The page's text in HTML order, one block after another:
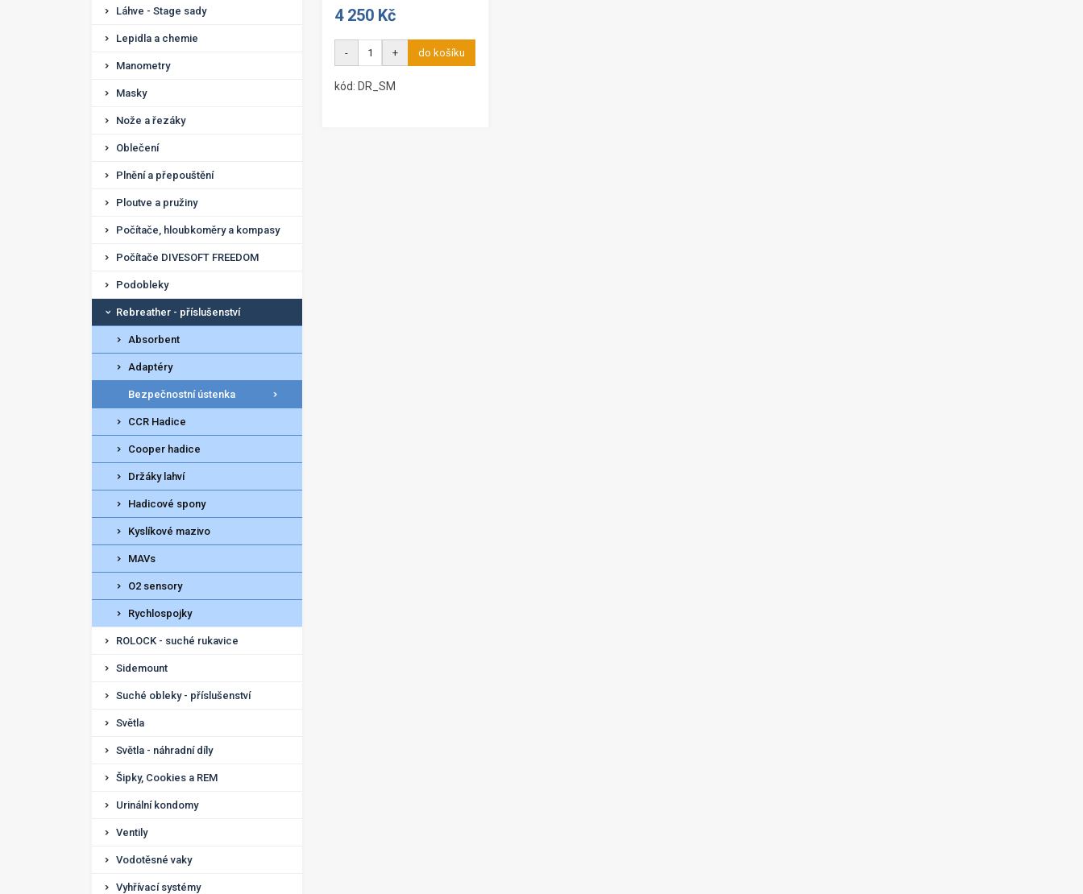
Láhve - Stage sady
Lepidla a chemie
Manometry
Masky
Nože a řezáky
Oblečení
Plnění a přepouštění
Ploutve a pružiny
Počítače, hloubkoměry a kompasy
Počítače DIVESOFT FREEDOM
Podobleky
Rebreather - příslušenství
Absorbent
Adaptéry
Bezpečnostní ústenka
CCR Hadice
Cooper hadice
Držáky lahví
Hadicové spony
Kyslíkové mazivo
MAVs
O2 sensory
Rychlospojky
ROLOCK - suché rukavice
Sidemount
Suché obleky - příslušenství
Světla
Světla - náhradní díly
Šipky, Cookies a REM
Urinální kondomy
Ventily
Vodotěsné vaky
Vyhřívací systémy
4 250 Kč
- + do košíku
kód: DR_SM